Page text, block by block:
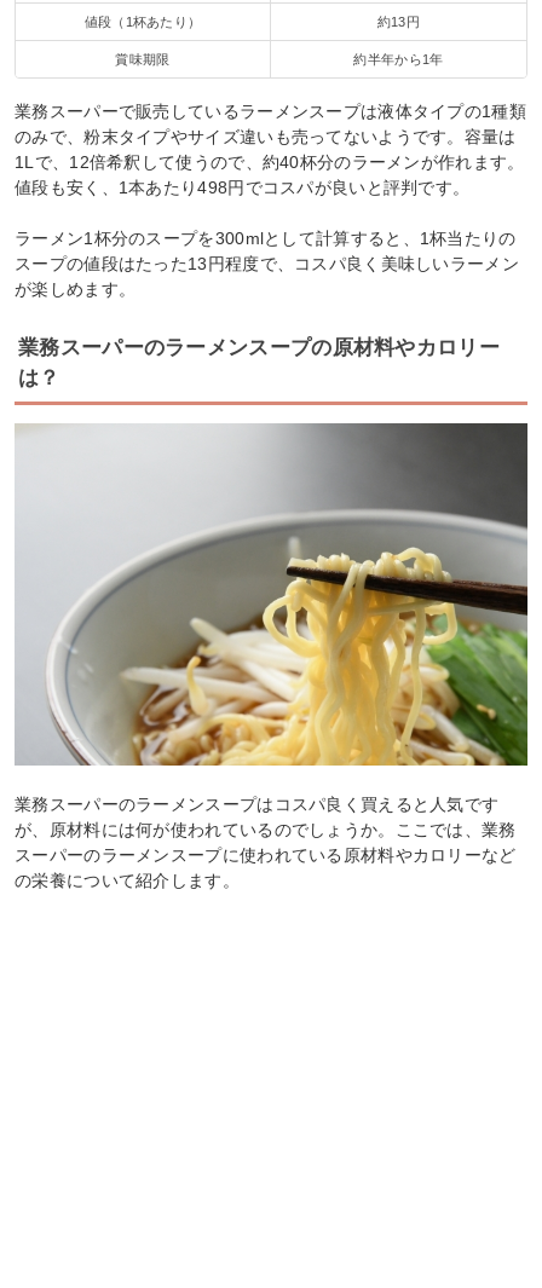
値段（1杯あたり） 約13円
賞味期限 約半年から1年
業務スーパーで販売しているラーメンスープは液体タイプの1種類
のみで、粉末タイプやサイズ違いも売ってないようです。容量は
1Lで、12倍希釈して使うので、約40杯分のラーメンが作れます。
値段も安く、1本あたり498円でコスパが良いと評判です。
ラーメン1杯分のスープを300mlとして計算すると、1杯当たりの
スープの値段はたった13円程度で、コスパ良く美味しいラーメン
が楽しめます。
業務スーパーのラーメンスープの原材料やカロリー
は？
業務スーパーのラーメンスープはコスパ良く買えると人気です
が、原材料には何が使われているのでしょうか。ここでは、業務
スーパーのラーメンスープに使われている原材料やカロリーなど
の栄養について紹介します。